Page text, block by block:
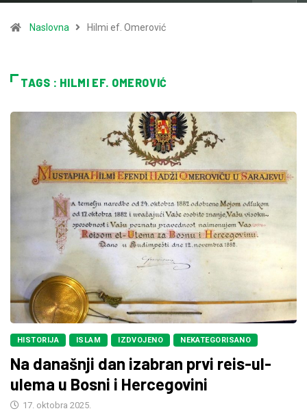
Naslovna Hilmi ef. Omerović
TAGS : HILMI EF. OMEROVIĆ
HISTORIJA ISLAM IZDVOJENO NEKATEGORISANO
Na današnji dan izabran prvi reis-ul-
ulema u Bosni i Hercegovini
17. oktobra 2025.